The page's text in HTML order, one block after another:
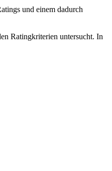
und einem dadurch
Ratingkriterien untersucht. In